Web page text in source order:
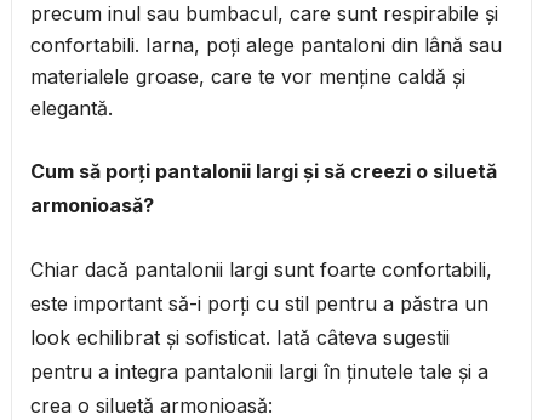
precum inul sau bumbacul, care sunt respirabile și
confortabili. Iarna, poți alege pantaloni din lână sau
materialele groase, care te vor menține caldă și
elegantă.
Cum să porți pantalonii largi și să creezi o siluetă
armonioasă?
Chiar dacă pantalonii largi sunt foarte confortabili,
este important să-i porți cu stil pentru a păstra un
look echilibrat și sofisticat. Iată câteva sugestii
pentru a integra pantalonii largi în ținutele tale și a
crea o siluetă armonioasă: